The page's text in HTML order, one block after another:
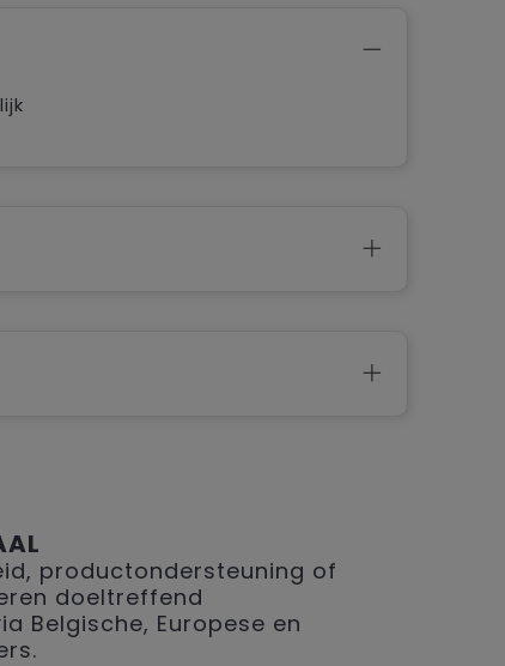
productondersteuning of
doeltreffend
Belgische, Europese en